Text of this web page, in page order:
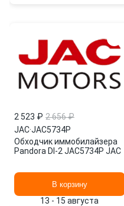
2 523 ₽ 2 656 ₽
JAC·JAC5734P
Обходчик иммобилайзера
Pandora DI-2 JAC5734P JAC
В корзину
13 - 15 августа